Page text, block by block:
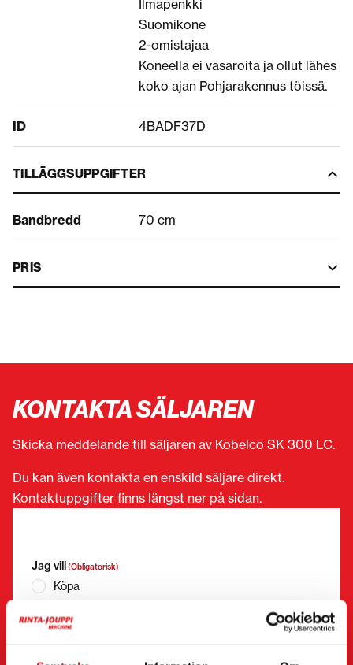
Ilmapenkki
Suomikone
2-omistajaa
Koneella ei vasaroita ja ollut lähes
koko ajan Pohjarakennus töissä.
ID 4BADF37D
TILLÄGGSUPPGIFTER
Bandbredd 70 cm
PRIS
KONTAKTA SÄLJAREN
Skicka meddelande till säljaren av Kobelco SK 300 LC.
Du kan även kontakta en enskild säljare direkt.
Kontaktuppgifter finns längst ner på sidan.
Jag vill(Obligatorisk)
Köpa
Begära mer information